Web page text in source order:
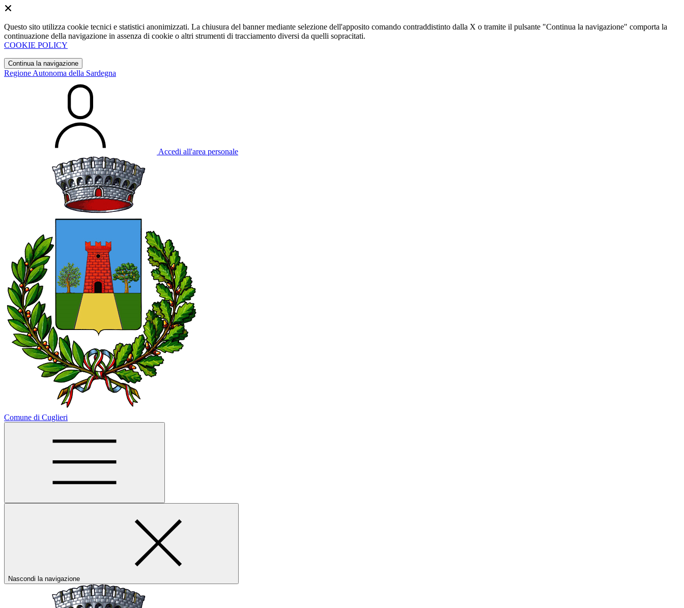
Questo sito utilizza cookie tecnici e statistici anonimizzati. La chiusura del banner mediante selezione dell'apposito comando contraddistinto dalla X o tramite il pulsante "Continua la navigazione" comporta la
continuazione della navigazione in assenza di cookie o altri strumenti di tracciamento diversi da quelli sopracitati.
COOKIE POLICY
Continua la navigazione
Regione Autonoma della Sardegna
Accedi all'area personale
Comune di Cuglieri
Nascondi la navigazione